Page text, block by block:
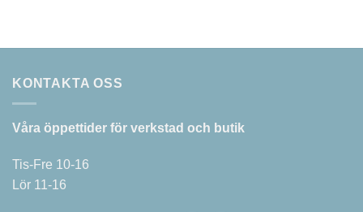
KONTAKTA OSS
Våra öppettider för verkstad och butik
Tis-Fre 10-16
Lör 11-16